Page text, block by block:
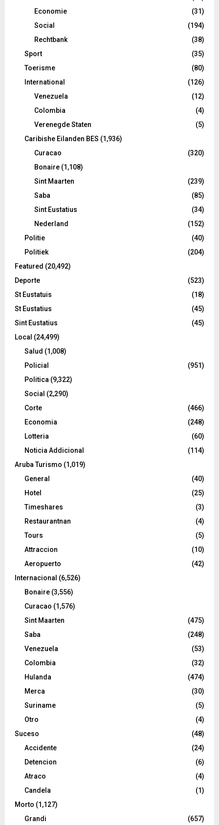
Economie
(31)
Social
(194)
Rechtbank
(38)
Sport
(35)
Toerisme
(80)
International
(126)
Venezuela
(12)
Colombia
(4)
Verenegde Staten
(5)
Caribishe Eilanden BES (1,936)
Curacao
(320)
Bonaire (1,108)
Sint Maarten
(239)
Saba
(85)
Sint Eustatius
(34)
Nederland
(152)
Politie
(40)
Politiek
(204)
Featured (20,492)
Deporte
(523)
St Eustatuis
(18)
St Eustatius
(45)
Sint Eustatius
(45)
Local (24,499)
Salud (1,008)
Policial
(951)
Politica (9,322)
Social (2,290)
Corte
(466)
Economia
(248)
Lotteria
(60)
Noticia Addicional
(114)
Aruba Turismo (1,019)
General
(40)
Hotel
(25)
Timeshares
(3)
Restaurantnan
(4)
Tours
(5)
Attraccion
(10)
Aeropuerto
(42)
Internacional (6,526)
Bonaire (3,556)
Curacao (1,576)
Sint Maarten
(475)
Saba
(248)
Venezuela
(53)
Colombia
(32)
Hulanda
(474)
Merca
(30)
Suriname
(5)
Otro
(4)
Suceso
(48)
Accidente
(24)
Detencion
(6)
Atraco
(4)
Candela
(1)
Morto (1,127)
Grandi
(657)